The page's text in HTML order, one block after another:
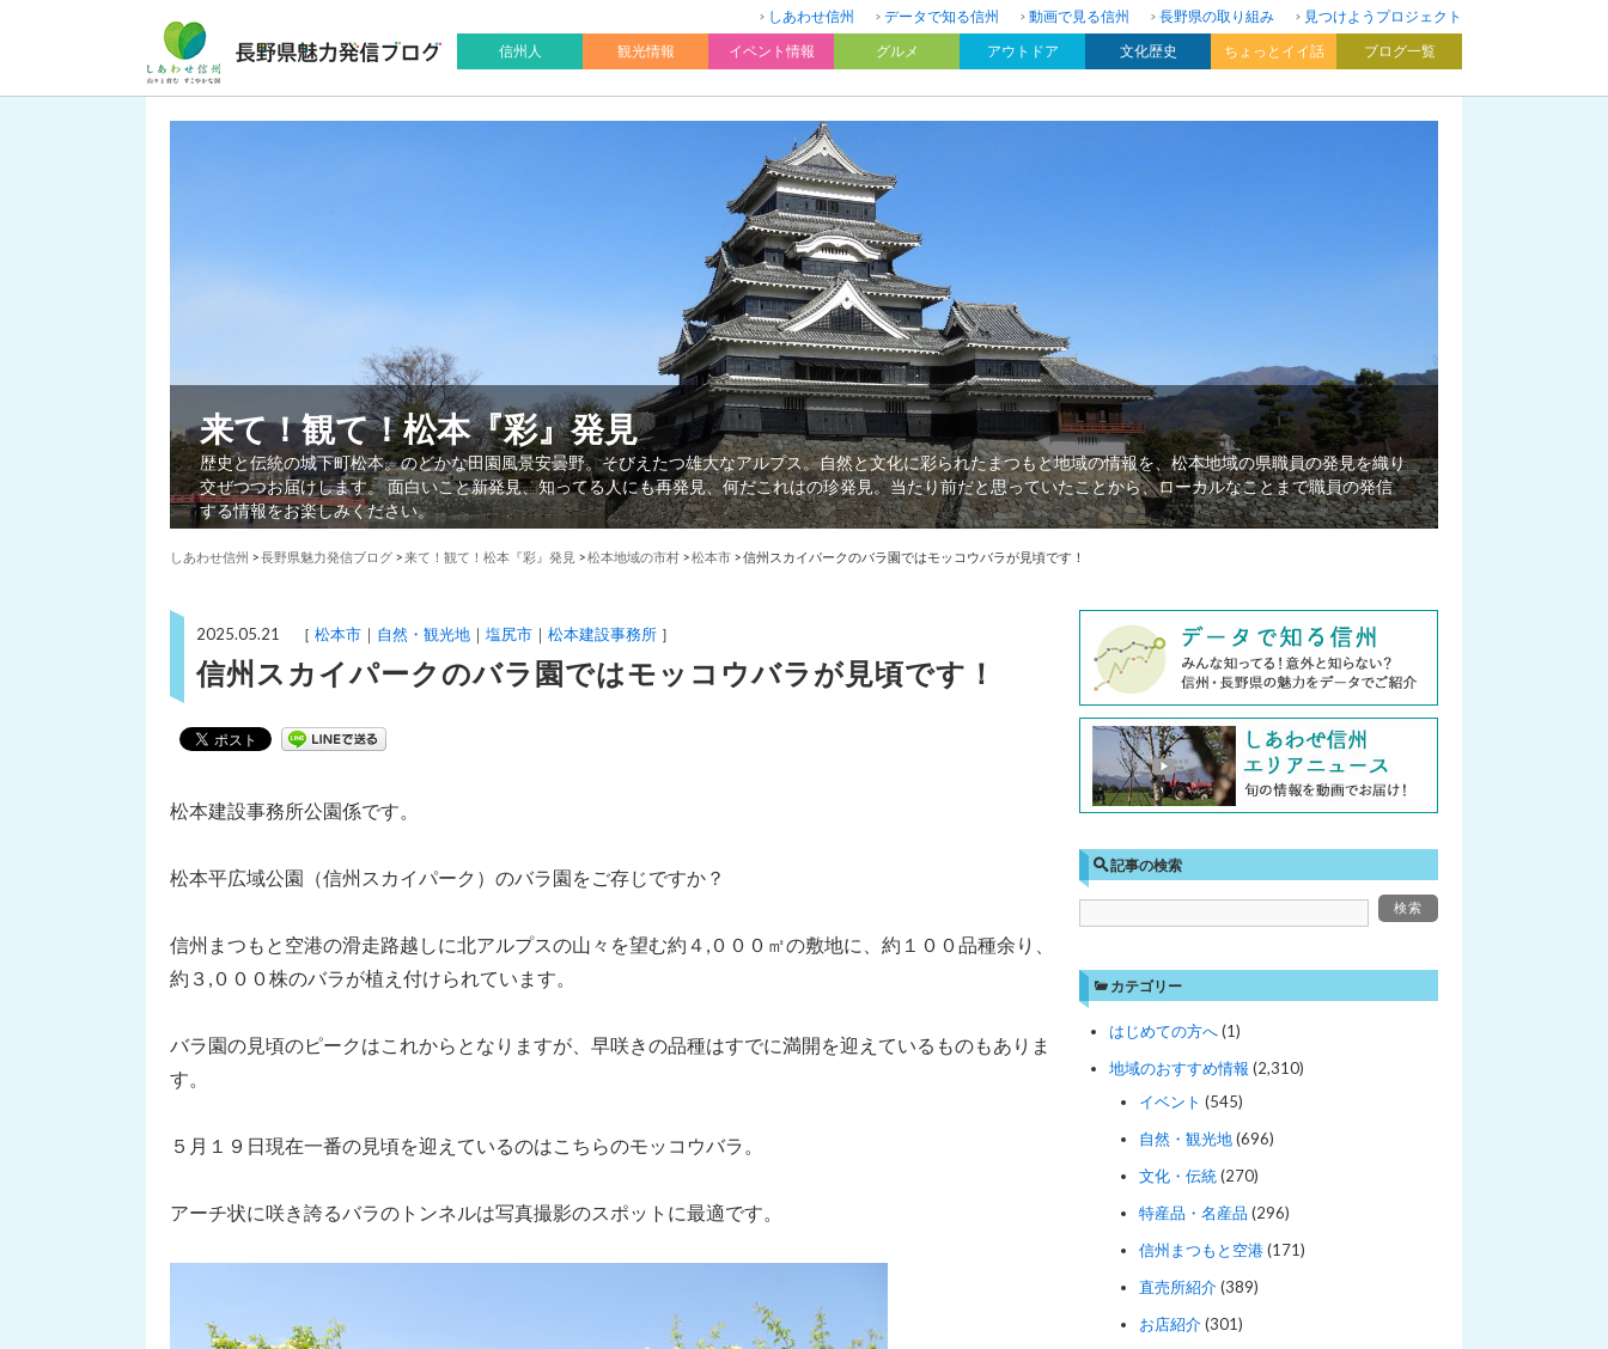
しあわせ信州 データで知る信州 動画で見る信州 長野県の取り組み
見つけようプロジェクト
信州人
観光情報 イベント情報 グルメ アウトドア 文化歴史 ちょっとイイ話 ブログ一覧
来て！観て！松本『彩』発見
歴史と伝統の城下町松本。のどかな田園風景安曇野。そびえたつ雄大なアルプス。自然と文化に彩られたまつもと地域の情報を、松本地域の県職員の発見を織り
交ぜつつお届けします。 面白いこと新発見、知ってる人にも再発見、何だこれはの珍発見。当たり前だと思っていたことから、ローカルなことまで職員の発信
する情報をお楽しみください。
しあわせ信州 >長野県魅力発信ブログ >来て！観て！松本『彩』発見 >松本地域の市村 >松本市 >信州スカイパークのバラ園ではモッコウバラが見頃です！
2025.05.21 ［ 松本市 自然・観光地 塩尻市 松本建設事務所 ］
信州スカイパークのバラ園ではモッコウバラが見頃です！
松本建設事務所公園係です。
松本平広域公園（信州スカイパーク）のバラ園をご存じですか？
信州まつもと空港の滑走路越しに北アルプスの山々を望む約４,０００㎡の敷地に、約１００品種余り、
約３,０００株のバラが植え付けられています。
バラ園の見頃のピークはこれからとなりますが、早咲きの品種はすでに満開を迎えているものもありま
す。
５月１９日現在一番の見頃を迎えているのはこちらのモッコウバラ。
アーチ状に咲き誇るバラのトンネルは写真撮影のスポットに最適です。
記事の検索
カテゴリー
はじめての方へ(1)
地域のおすすめ情報 (2,310)
イベント (545)
自然・観光地(696)
文化・伝統(270)
特産品・名産品 (296)
信州まつもと空港(171)
直売所紹介(389)
お店紹介(301)